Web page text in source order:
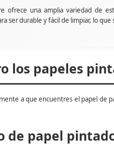
ofrece una amplia variedad de
ser durable y fácil de limpiar, lo
los papeles
a que encuentres el papel de
de papel